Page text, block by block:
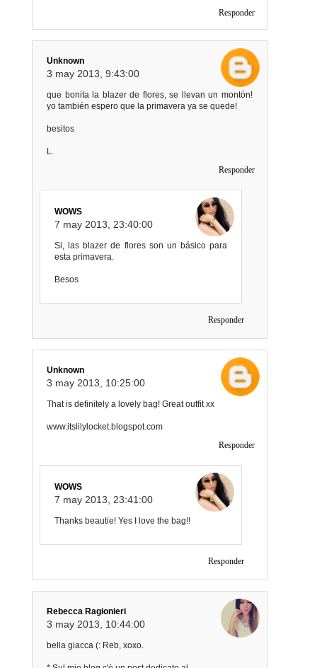
Responder
Unknown
3 may 2013, 9:43:00
que bonita la blazer de flores, se llevan un montón!
yo también espero que la primavera ya se quede!
besitos
L.
Responder
WOWS
7 may 2013, 23:40:00
Si, las blazer de flores son un básico para
esta primavera.
Besos
Responder
Unknown
3 may 2013, 10:25:00
That is definitely a lovely bag! Great outfit xx
www.itslilylocket.blogspot.com
Responder
WOWS
7 may 2013, 23:41:00
Thanks beautie! Yes I love the bag!!
Responder
Rebecca Ragionieri
3 may 2013, 10:44:00
bella giacca (: Reb, xoxo.